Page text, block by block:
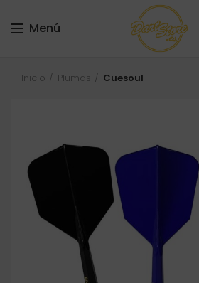
Menú
Inicio Plumas Cuesoul